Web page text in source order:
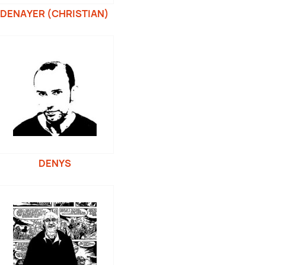
DENAYER (CHRISTIAN)
DENYS